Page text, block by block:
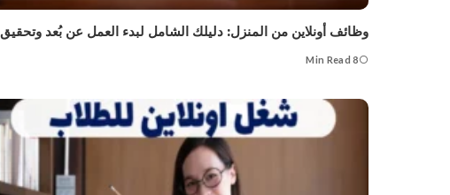
وظائف أونلاين من المنزل: دليلك الشامل لبدء العمل عن بُعد
8 Min Read